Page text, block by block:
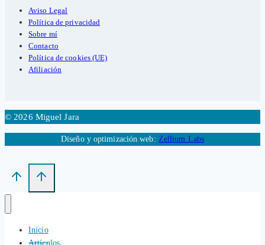
Aviso Legal
Política de privacidad
Sobre mí
Contacto
Política de cookies (UE)
Afiliación
© 2026 Miguel Jara
Diseño y optimización web: Zellium Labs
Inicio
Artículos